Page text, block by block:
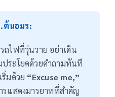
ต้นอมร:
ถไฟที่วุ่นวาย อย่าเดิน
ประโยคด้วยคำถามทันที
มด้วย “Excuse me,”
แสดงมารยาทที่สำคัญ